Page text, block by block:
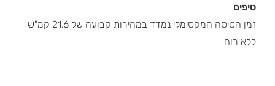
טיפים
זמן הטיסה המקסימלי נמדד במהירות קבועה של 21.6 קמ"ש
ללא רוח